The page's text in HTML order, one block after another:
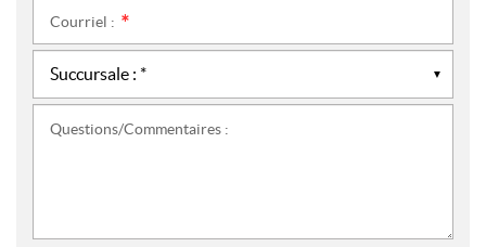
Courriel :
Questions/Commentaires :